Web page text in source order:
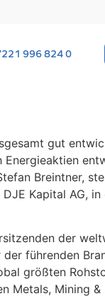
996 824 0
gut
Breintner,
Kapital AG, in
der
führenden
größten
Metals, Mining &